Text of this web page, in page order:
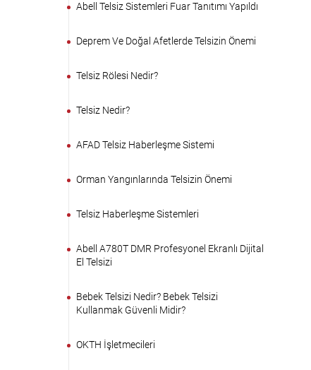
Abell Telsiz Sistemleri Fuar Tanıtımı Yapıldı
Deprem Ve Doğal Afetlerde Telsizin Önemi
Telsiz Rölesi Nedir?
Telsiz Nedir?
AFAD Telsiz Haberleşme Sistemi
Orman Yangınlarında Telsizin Önemi
Telsiz Haberleşme Sistemleri
Abell A780T DMR Profesyonel Ekranlı Dijital
El Telsizi
Bebek Telsizi Nedir? Bebek Telsizi
Kullanmak Güvenli Midir?
OKTH İşletmecileri